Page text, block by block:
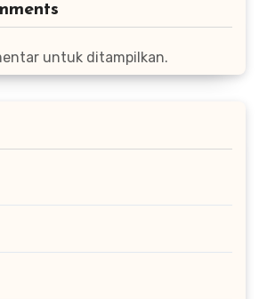
untuk ditampilkan.